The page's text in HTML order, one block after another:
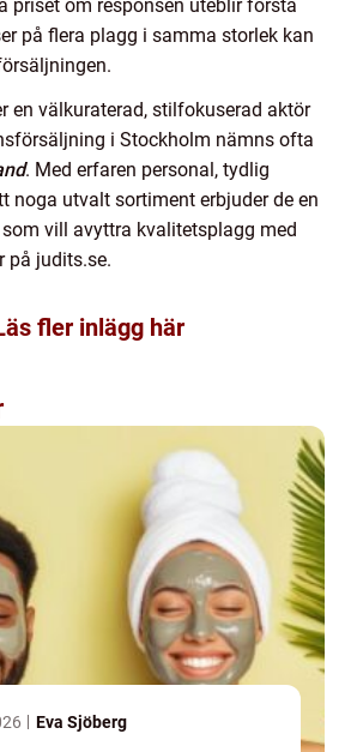
priset om responsen uteblir första
på flera plagg i samma storlek kan
en välkuraterad, stilfokuserad aktör
i Stockholm nämns ofta
. Med erfaren personal, tydlig
noga utvalt sortiment erbjuder de en
vill avyttra kvalitetsplagg med
på judits.se.
fler inlägg här
Eva Sjöberg